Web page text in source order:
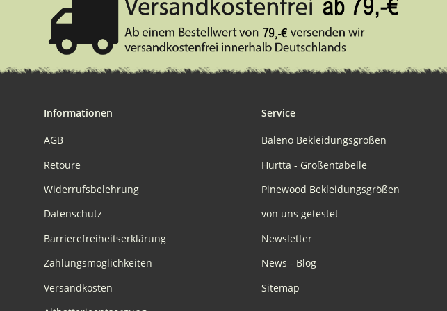
Informationen
AGB
Retoure
Widerrufsbelehrung
Datenschutz
Barrierefreiheitserklärung
Zahlungsmöglichkeiten
Versandkosten
Service
Baleno Bekleidungsgrößen
Hurtta - Größentabelle
Pinewood Bekleidungsgrößen
von uns getestet
Newsletter
News - Blog
Sitemap